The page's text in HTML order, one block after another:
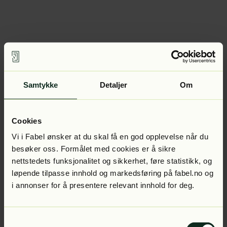
Samtykke Detaljer Om
Cookies
Vi i Fabel ønsker at du skal få en god opplevelse når du
besøker oss. Formålet med cookies er å sikre
nettstedets funksjonalitet og sikkerhet, føre statistikk, og
løpende tilpasse innhold og markedsføring på fabel.no og
i annonser for å presentere relevant innhold for deg.